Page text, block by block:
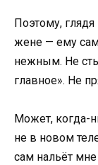
Поэтому,
жене — ему
нежным. Не
главное». Не
Может, когда-
не в новом
сам нальёт